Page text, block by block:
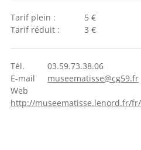
Tarif plein :
5 €
Tarif réduit :
3 €
Tél.
03.59.73.38.06
E-mail
museematisse@cg59.fr
Web
http://museematisse.lenord.fr/